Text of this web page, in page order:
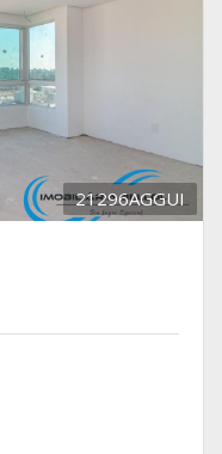
21296AGGUI